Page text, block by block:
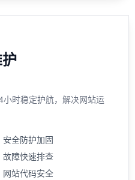
时稳定护航，解决网站运
安全防护加固
故障快速排查
网站代码安全